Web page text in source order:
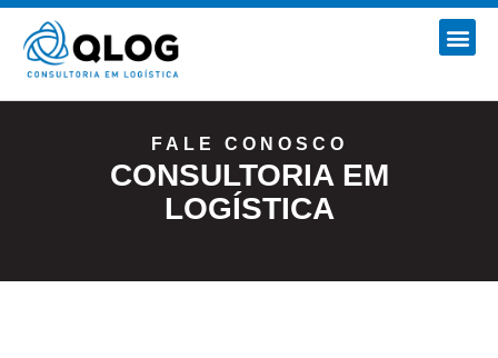
FALE CONOSCO
CONSULTORIA EM
LOGÍSTICA